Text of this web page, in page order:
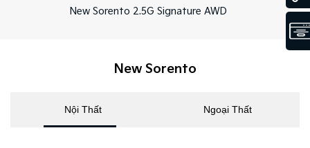
New Sorento 2.5G Signature AWD
New Sorento
Nội Thất Ngoại Thất